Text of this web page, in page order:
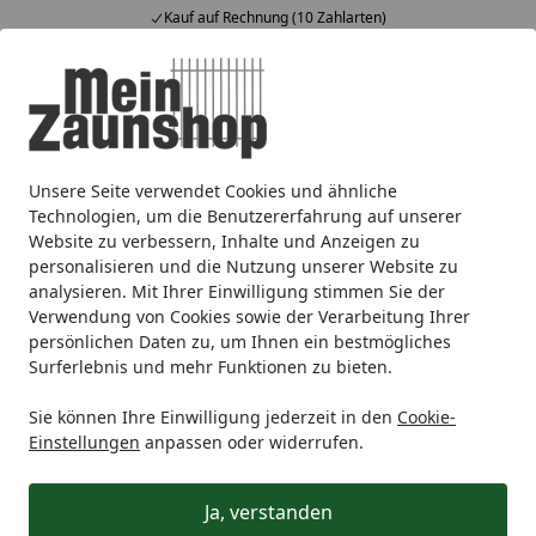
Unsere Seite verwendet Cookies und ähnliche
Technologien, um die Benutzererfahrung auf unserer
Website zu verbessern, Inhalte und Anzeigen zu
personalisieren und die Nutzung unserer Website zu
analysieren. Mit Ihrer Einwilligung stimmen Sie der
Verwendung von Cookies sowie der Verarbeitung Ihrer
persönlichen Daten zu, um Ihnen ein bestmögliches
Surferlebnis und mehr Funktionen zu bieten.
Sie können Ihre Einwilligung jederzeit in den Cookie-
Einstellungen anpassen oder widerrufen.
Ja, verstanden
Kauf auf Rechnung (10 Zahlarten)
Alle Produkte
Mein Konto
Suchen
Startseite
Sichtschutz Metall Biohort Sichtschutz-System
Biohort Sichtschutz mit Acrylglas-
Paneel für Pflanzbeet Belvedere
und Hochbeet mit L-Form (2 Stück;
für Gr. L100, L150, L200)